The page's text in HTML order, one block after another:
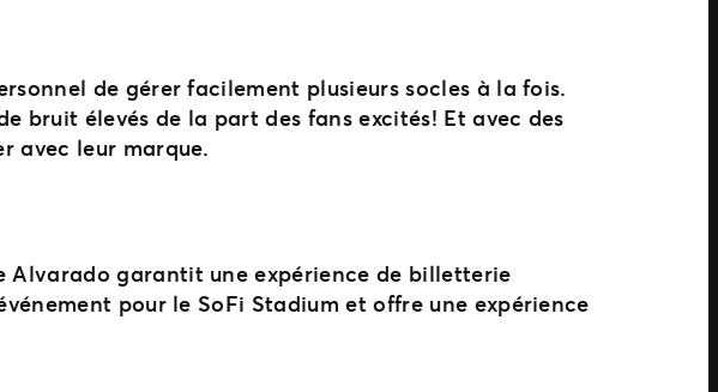
de gérer facilement plusieurs socles à la fois.
bruit élevés de la part des fans excités! Et avec des
avec leur marque.
Alvarado garantit une expérience de billetterie
pour le SoFi Stadium et offre une expérience